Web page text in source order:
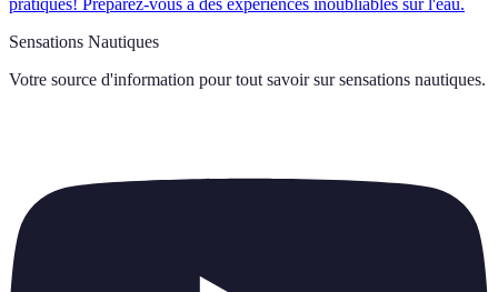
Sensations Nautiques
Votre source d'information pour tout savoir sur sensations nautiques.